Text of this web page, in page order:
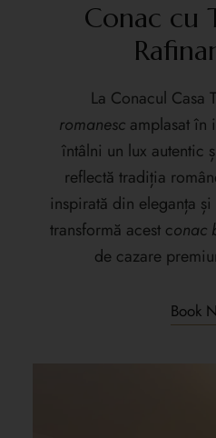
Conac cu
La Conacul Casa
romanesc amplasat în
întâlni un lux autentic
reflectă tradiția
inspirată din eleganța
transformă acest conac
de cazare
Book